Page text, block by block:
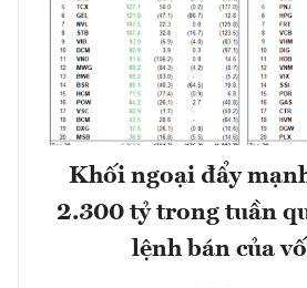
Khối ngoại đẩy
2.300 tỷ trong tuần
lệnh bán của